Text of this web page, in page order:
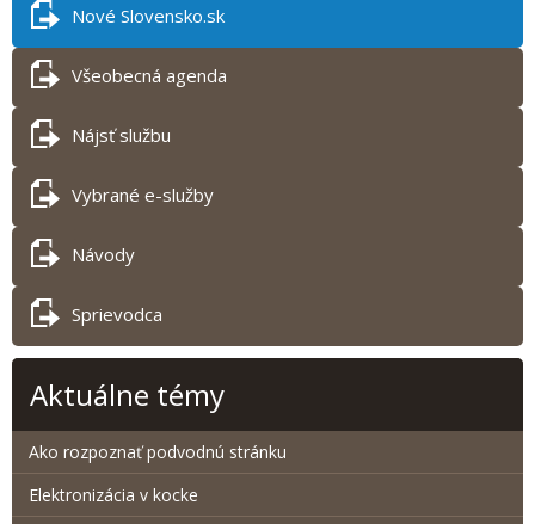
Nové Slovensko.sk
Všeobecná agenda
Nájsť službu
Vybrané e-služby
Návody
Sprievodca
Aktuálne témy
Ako rozpoznať podvodnú stránku
Elektronizácia v kocke